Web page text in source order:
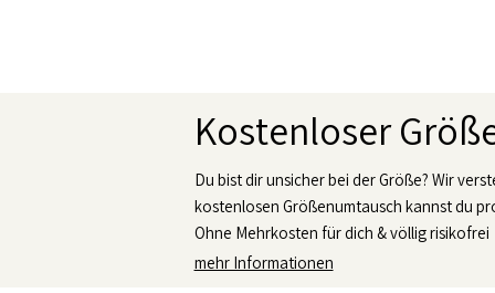
Kostenloser
Du bist dir unsicher bei der Größe? Wir
kostenlosen Größenumtausch kannst du
Ohne Mehrkosten für dich & völlig risikofrei
mehr Informationen